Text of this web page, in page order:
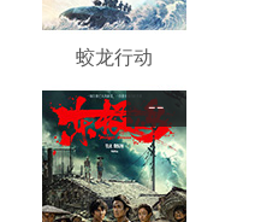
蛟龙行动
--